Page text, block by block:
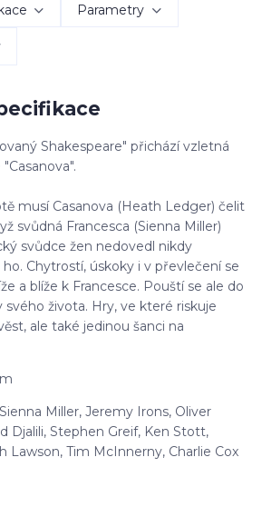
Parametry
Shakespeare" přichází vzletná
musí Casanova (Heath Ledger) čelit
svůdná Francesca (Sienna Miller)
svůdce žen nedovedl nikdy
Chytrostí, úskoky i v převlečení se
a blíže k Francesce. Pouští se ale do
svého života. Hry, ve které riskuje
ale také jedinou šanci na
Miller, Jeremy Irons, Oliver
Djalili, Stephen Greif, Ken Stott,
Lawson, Tim McInnerny, Charlie Cox